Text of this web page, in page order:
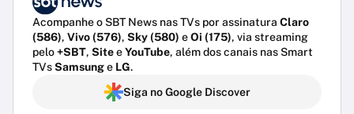
Acompanhe o SBT News nas TVs por assinatura Claro
(586), Vivo (576), Sky (580) eOi (175), via streaming
pelo+SBT, SiteeYouTube, além dos canais nas Smart
TVsSamsunge LG.
Siga no Google Discover